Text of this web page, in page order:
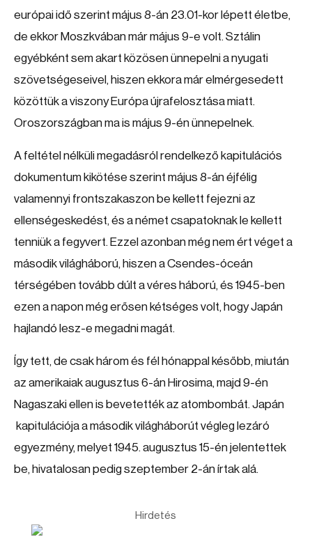
európai idő szerint május 8-án 23.01-kor lépett életbe,
de ekkor Moszkvában már május 9-e volt. Sztálin
egyébként sem akart közösen ünnepelni a nyugati
szövetségeseivel, hiszen ekkora már elmérgesedett
közöttük a viszony Európa újrafelosztása miatt.
Oroszországban ma is május 9-én ünnepelnek.
A feltétel nélküli megadásról rendelkező kapitulációs
dokumentum kikötése szerint május 8-án éjfélig
valamennyi frontszakaszon be kellett fejezni az
ellenségeskedést, és a német csapatoknak le kellett
tenniük a fegyvert. Ezzel azonban még nem ért véget a
második világháború, hiszen a Csendes-óceán
térségében tovább dúlt a véres háború, és 1945-ben
ezen a napon még erősen kétséges volt, hogy Japán
hajlandó lesz-e megadni magát.
Így tett, de csak három és fél hónappal később, miután
az amerikaiak augusztus 6-án Hirosima, majd 9-én
Nagaszaki ellen is bevetették az atombombát. Japán
kapitulációja a második világháborút végleg lezáró
egyezmény, melyet 1945. augusztus 15-én jelentettek
be, hivatalosan pedig szeptember 2-án írtak alá.
Hirdetés